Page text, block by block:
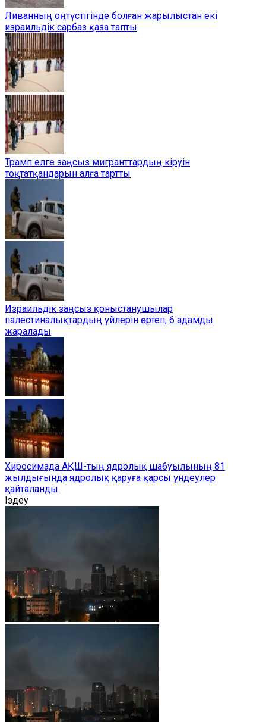
Ливанның оңтүстігінде болған жарылыстан екі
израильдік сарбаз қаза тапты
Трамп елге заңсыз мигранттардың кіруін
тоқтатқандарын алға тартты
Израильдік заңсыз қоныстанушылар
палестиналықтардың үйлерін өртеп, 6 адамды
жаралады
Хиросимада АҚШ-тың ядролық шабуылының 81
жылдығында ядролық қаруға қарсы үндеулер
қайталанды
Іздеу